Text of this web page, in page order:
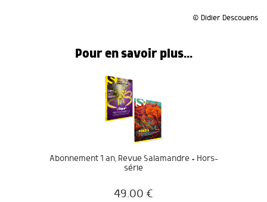
© Didier Descouens
Pour en savoir plus...
Abonnement 1 an, Revue Salamandre + Hors-
série
49.00 €